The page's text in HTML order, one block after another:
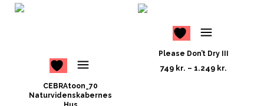
CEBRAtoon_70
Naturvidenskabernes
Please Don’t Dry III
749 kr. – 1.249 kr.